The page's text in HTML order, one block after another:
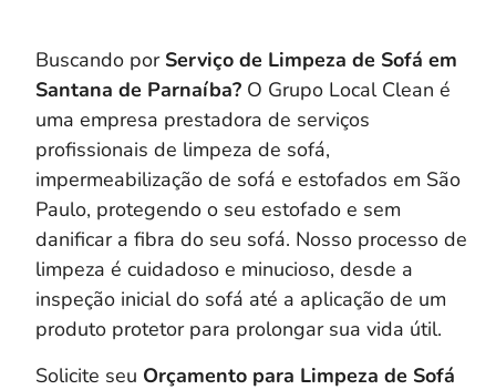
Buscando por Serviço de Limpeza de Sofá em
Santana de Parnaíba? O Grupo Local Clean é
uma empresa prestadora de serviços
profissionais de limpeza de sofá,
impermeabilização de sofá e estofados em São
Paulo, protegendo o seu estofado e sem
danificar a fibra do seu sofá. Nosso processo de
limpeza é cuidadoso e minucioso, desde a
inspeção inicial do sofá até a aplicação de um
produto protetor para prolongar sua vida útil.
Solicite seu Orçamento para Limpeza de Sofá